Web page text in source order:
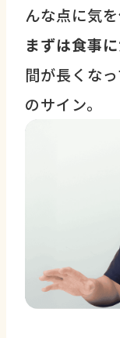
んな点に気
まずは食事
間が長くな
のサイン。